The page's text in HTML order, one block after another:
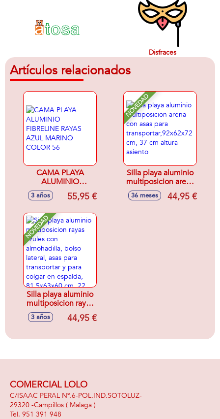
Disfraces
Artículos relacionados
CAMA PLAYA
ALUMINIO
FIBRELINE RAYAS
AZUL MARINO
3 años 55,95 €
NOVEDAD
Silla playa aluminio
multiposicion arena
con asas para
transportar,92x62x72
36 meses 44,95 €
NOVEDAD
Silla playa aluminio
multiposicion rayas
azules con
almohadilla, bolso
transportar y para
81,5x63x60 cm, 22
cm
3 años 44,95 €
COMERCIAL LOLO
C/ISAAC PERAL Nº.6-POL.IND.SOTOLUZ-
29320 -Campillos ( Malaga )
951 391 948